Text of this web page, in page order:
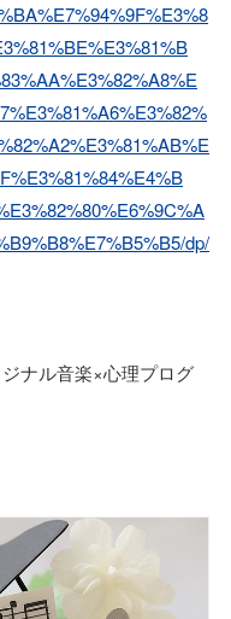
dp/
ナル音楽×心理プログ